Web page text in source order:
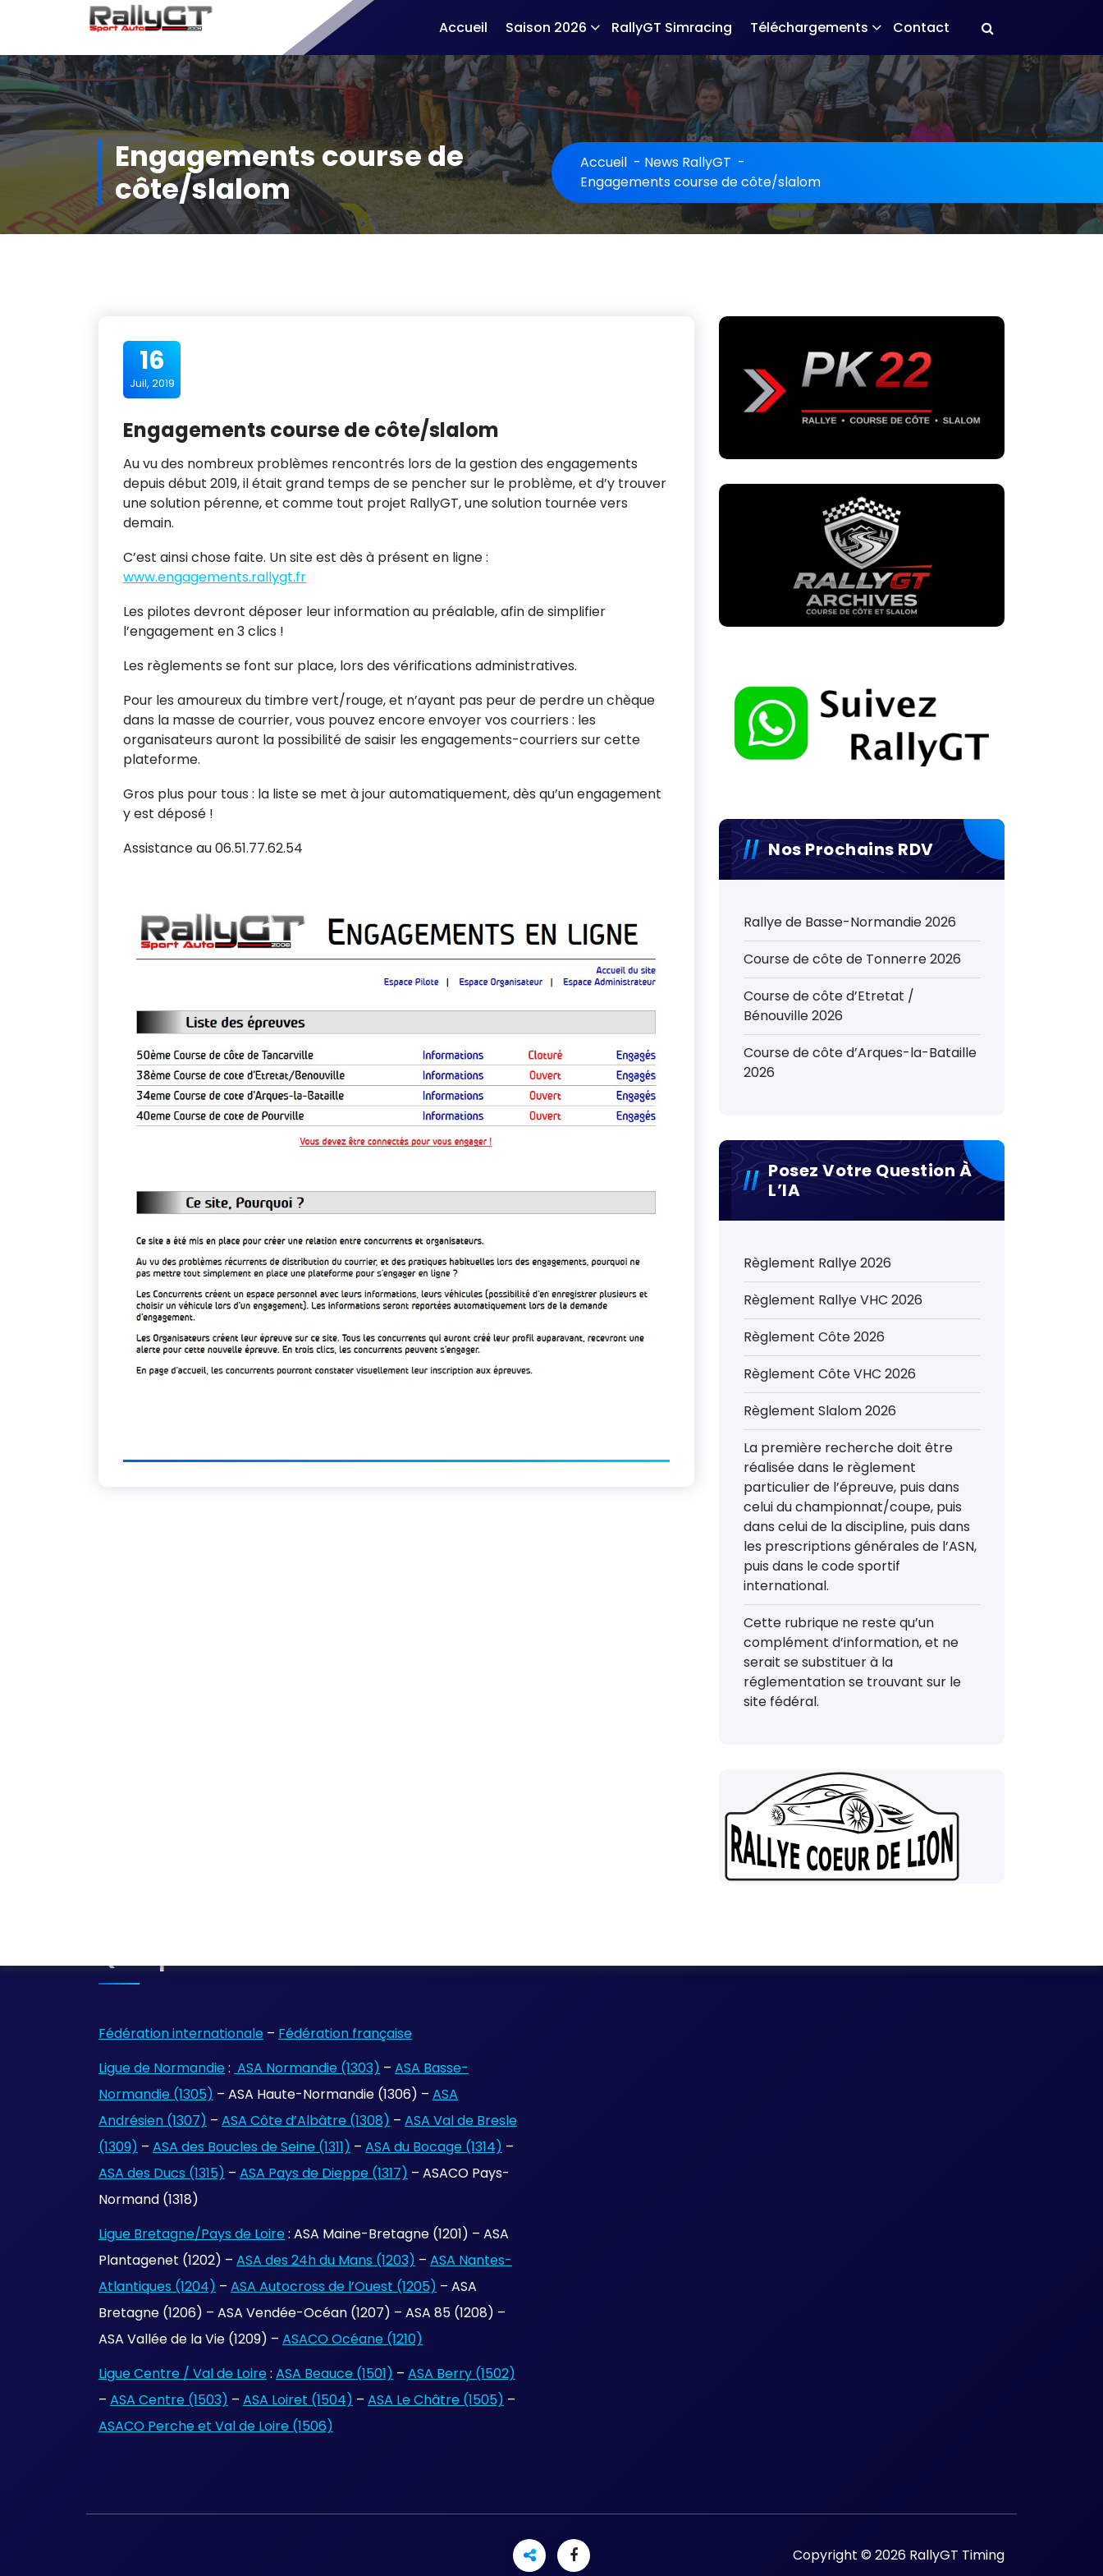
Accueil Saison 2026 RallyGT Simracing Téléchargements Contact
Engagements course de
côte/slalom
Accueil - News RallyGT -
Engagements course de côte/slalom
16
Juil, 2019
Engagements course de côte/slalom
Au vu des nombreux problèmes rencontrés lors de la gestion des engagements
depuis début 2019, il était grand temps de se pencher sur le problème, et d’y trouver
une solution pérenne, et comme tout projet RallyGT, une solution tournée vers
demain.
C’est ainsi chose faite. Un site est dès à présent en ligne :
www.engagements.rallygt.fr
Les pilotes devront déposer leur information au préalable, afin de simplifier
l’engagement en 3 clics !
Les règlements se font sur place, lors des vérifications administratives.
Pour les amoureux du timbre vert/rouge, et n’ayant pas peur de perdre un chèque
dans la masse de courrier, vous pouvez encore envoyer vos courriers : les
organisateurs auront la possibilité de saisir les engagements-courriers sur cette
plateforme.
Gros plus pour tous : la liste se met à jour automatiquement, dès qu’un engagement
y est déposé !
Assistance au 06.51.77.62.54
Nos Prochains RDV
Rallye de Basse-Normandie 2026
Course de côte de Tonnerre 2026
Course de côte d’Etretat /
Bénouville 2026
Course de côte d’Arques-la-Bataille
2026
Posez Votre Question À
L’IA
Règlement Rallye 2026
Règlement Rallye VHC 2026
Règlement Côte 2026
Règlement Côte VHC 2026
Règlement Slalom 2026
La première recherche doit être
réalisée dans le règlement
particulier de l’épreuve, puis dans
celui du championnat/coupe, puis
dans celui de la discipline, puis dans
les prescriptions générales de l’ASN,
puis dans le code sportif
international.
Cette rubrique ne reste qu’un
complément d’information, et ne
serait se substituer à la
réglementation se trouvant sur le
site fédéral.
Quelques Liens
Fédération internationale – Fédération française
Ligue de Normandie : ASA Normandie (1303) – ASA Basse-
Normandie (1305) – ASA Haute-Normandie (1306) – ASA
Andrésien (1307) – ASA Côte d’Albâtre (1308) – ASA Val de Bresle
(1309) – ASA des Boucles de Seine (1311) – ASA du Bocage (1314) –
ASA des Ducs (1315) – ASA Pays de Dieppe (1317) – ASACO Pays-
Normand (1318)
Ligue Bretagne/Pays de Loire : ASA Maine-Bretagne (1201) – ASA
Plantagenet (1202) – ASA des 24h du Mans (1203) – ASA Nantes-
Atlantiques (1204) – ASA Autocross de l’Ouest (1205) – ASA
Bretagne (1206) – ASA Vendée-Océan (1207) – ASA 85 (1208) –
ASA Vallée de la Vie (1209) – ASACO Océane (1210)
Ligue Centre / Val de Loire : ASA Beauce (1501) – ASA Berry (1502)
– ASA Centre (1503) – ASA Loiret (1504) – ASA Le Châtre (1505) –
ASACO Perche et Val de Loire (1506)
Copyright © 2026 RallyGT Timing